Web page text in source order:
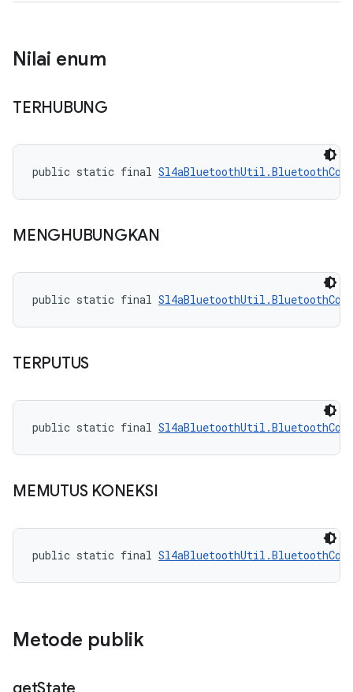
Nilai enum
TERHUBUNG
public static final
MENGHUBUNGKAN
public static final
TERPUTUS
public static final
MEMUTUS KONEKSI
public static final
Metode publik